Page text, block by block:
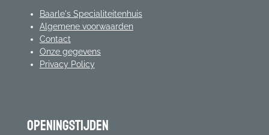
Baarle's Specialiteitenhuis
Algemene voorwaarden
Contact
Onze gegevens
Privacy Policy
Openingstijden